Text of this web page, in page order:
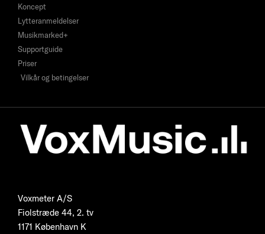
Koncept
Lytteranmeldelser
Musikmarked+
Supportguide
Priser
Vilkår og betingelser
Voxmeter A/S
Fiolstræde 44, 2. tv
1171 København K